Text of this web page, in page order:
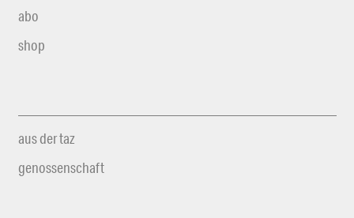
abo
shop
aus der taz
genossenschaft